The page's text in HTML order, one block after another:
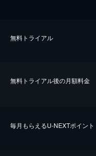
無料トライアル
無料トライアル後の⽉額料金
毎⽉もらえるU-NEXTポイント